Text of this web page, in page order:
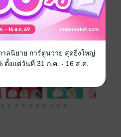
80 บาท (ประหยัด 56%)
ดูทั้งหมด
าลนิยาย การ์ตูนวาย สุดยิ่งใหญ่
ตั้งแต่วันที่ 31 ก.ค. - 16 ส.ค.